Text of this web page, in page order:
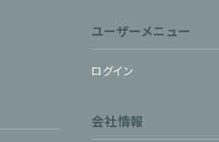
ユーザーメニュー
ログイン
会社情報